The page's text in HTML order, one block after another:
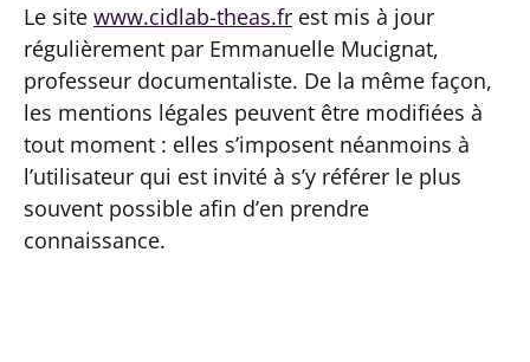
Le site www.cidlab-theas.fr est mis à jour
régulièrement par Emmanuelle Mucignat,
professeur documentaliste. De la même façon,
les mentions légales peuvent être modifiées à
tout moment : elles s’imposent néanmoins à
l’utilisateur qui est invité à s’y référer le plus
souvent possible afin d’en prendre
connaissance.